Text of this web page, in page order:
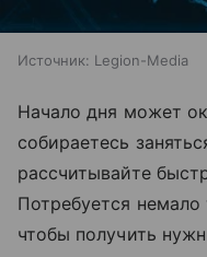
Источник: Legion-Media
Начало дня может
собираетесь
рассчитывайте
Потребуется
чтобы получить